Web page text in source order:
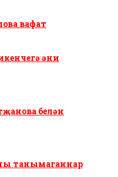
вафат
әни
белән
танымаганнар